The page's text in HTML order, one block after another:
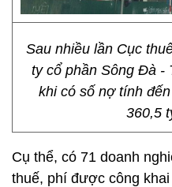
Sau nhiều lần Cục
ty cổ phần Sông Đà -
khi có số nợ tính
360,5
Cụ thể, có 71 doanh
thuế, phí được công